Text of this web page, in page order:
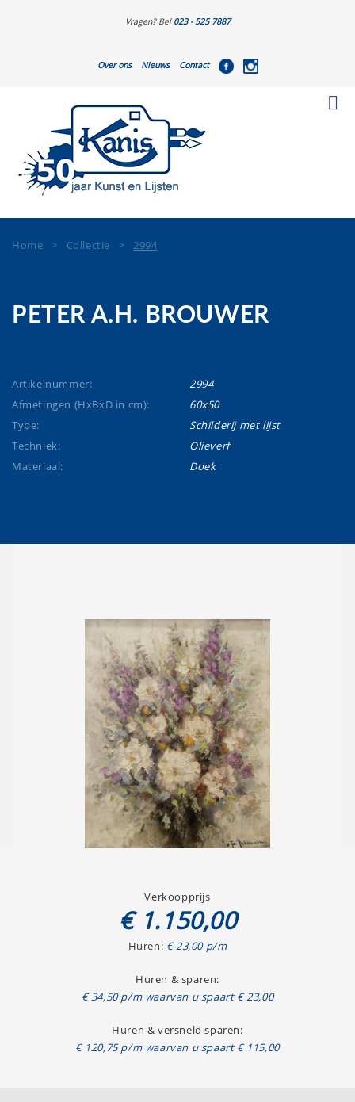
Vragen? Bel 023 - 525 7887
Over ons Nieuws Contact
Home > Collectie >2994
PETER A.H. BROUWER
Artikelnummer:
2994
Afmetingen (HxBxD in cm):
60x50
Type:
Schilderij met lijst
Techniek:
Olieverf
Materiaal:
Doek
Verkoopprijs
€ 1.150,00
Huren: € 23,00 p/m
Huren & sparen:
€ 34,50 p/m waarvan u spaart € 23,00
Huren & versneld sparen:
€ 120,75 p/m waarvan u spaart € 115,00